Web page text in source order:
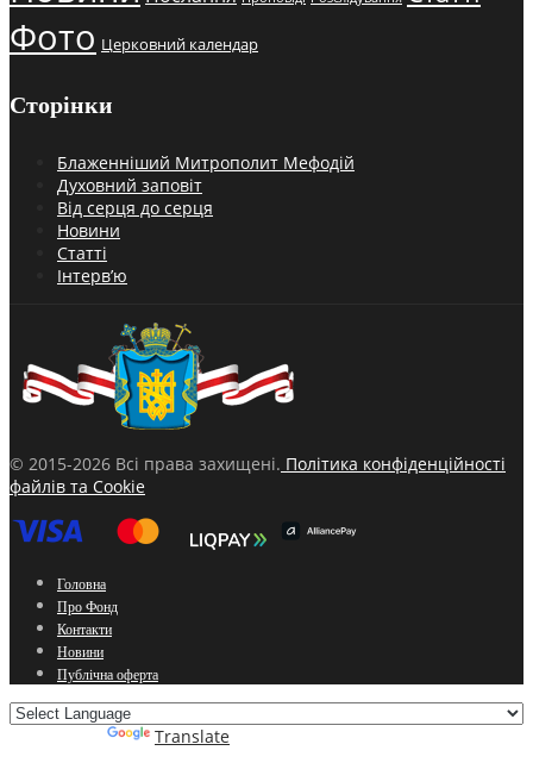
Фото Церковний календар
Сторінки
Блаженніший Митрополит Мефодій
Духовний заповіт
Від серця до серця
Новини
Статті
Інтерв’ю
© 2015-2026 Всі права захищені. Політика конфіденційності
файлів та Cookie
Головна
Про Фонд
Контакти
Новини
Публічна оферта
Translate